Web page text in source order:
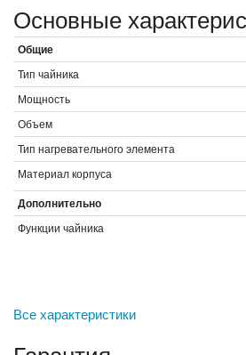
Основные
Общие
Тип чайника
Мощность
Объем
Тип нагревательного элемента
Материал корпуса
Дополнительно
Функции чайника
Все характеристики